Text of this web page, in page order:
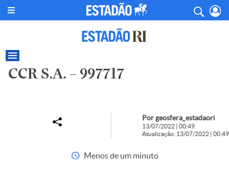
CCR S.A. – 997717
Por geosfera_estadaori
13/07/2022 | 00:49
Atualização: 13/07/2022 | 00:49
Menos de um minuto